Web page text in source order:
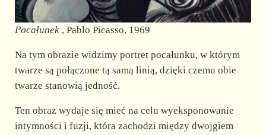
Pocałunek, Pablo Picasso, 1969
Na tym obrazie widzimy portret pocałunku, w którym
twarze są połączone tą samą linią, dzięki czemu obie
twarze stanowią jedność.
Ten obraz wydaje się mieć na celu wyeksponowanie
intymności i fuzji, która zachodzi między dwojgiem